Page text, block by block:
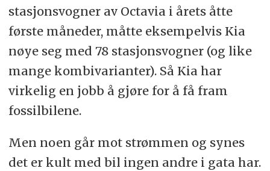
stasjonsvogner av Octavia i årets åtte
første måneder, måtte eksempelvis Kia
nøye seg med 78 stasjonsvogner (og like
mange kombivarianter). Så Kia har
virkelig en jobb å gjøre for å få fram
fossilbilene.
Men noen går mot strømmen og synes
det er kult med bil ingen andre i gata har.